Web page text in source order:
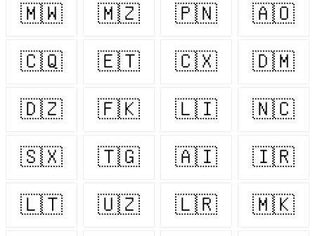
🇲🇼 🇲🇿 🇵🇳 🇦🇴
🇨🇶 🇪🇹 🇨🇽 🇩🇲
🇩🇿 🇫🇰 🇱🇮 🇳🇨
🇸🇽 🇹🇬 🇦🇮 🇮🇷
🇱🇹 🇺🇿 🇱🇷 🇲🇰